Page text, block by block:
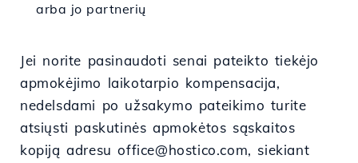
arba jo partnerių
Jei norite pasinaudoti senai pateikto tiekėjo
apmokėjimo laikotarpio kompensacija,
nedelsdami po užsakymo pateikimo turite
atsiųsti paskutinės apmokėtos sąskaitos
kopiją adresu office@hostico.com, siekiant